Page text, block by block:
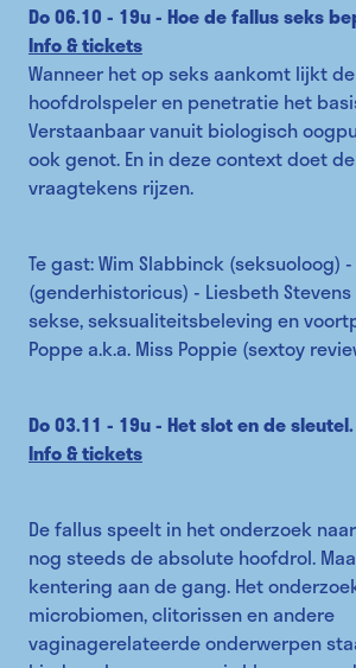
Do 06.10 - 19u - Hoe de fallus seks
Info & tickets
Wanneer het op seks aankomt lijkt
hoofdrolspeler en penetratie het
Verstaanbaar vanuit biologisch
ook genot. En in deze context doet
vraagtekens rijzen.
Te gast: Wim Slabbinck (seksuoloog)
(genderhistoricus) - Liesbeth
sekse, seksualiteitsbeleving en
Poppe a.k.a. Miss Poppie (sextoy
Do 03.11 - 19u - Het slot en de sleutel.
Info & tickets
De fallus speelt in het onderzoek
nog steeds de absolute hoofdrol.
kentering aan de gang. Het
microbiomen, clitorissen en andere
vaginagerelateerde onderwerpen